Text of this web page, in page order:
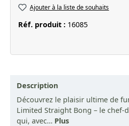
Ajouter à la liste de souhaits
Réf. produit : 16085
Description
Découvrez le plaisir ultime de
Limited Straight Bong – le
qui, avec… Plus